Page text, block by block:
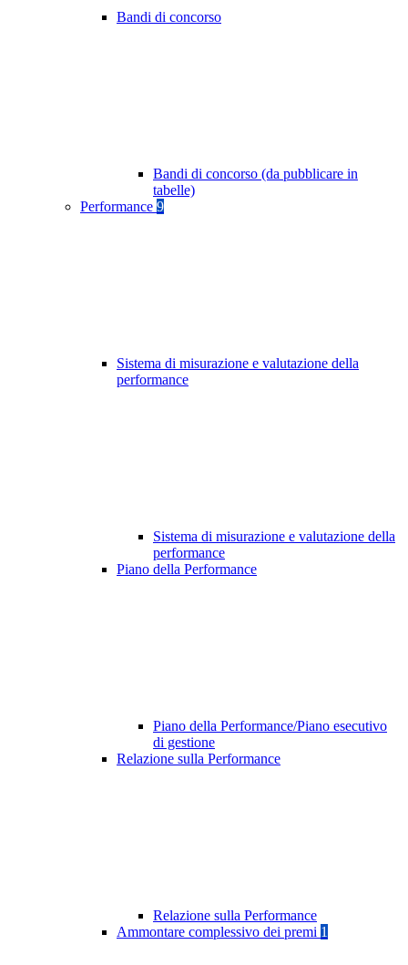
Bandi di concorso
Bandi di concorso (da pubblicare in
tabelle)
Performance 9
Sistema di misurazione e valutazione della
performance
Sistema di misurazione e valutazione della
performance
Piano della Performance
Piano della Performance/Piano esecutivo
di gestione
Relazione sulla Performance
Relazione sulla Performance
Ammontare complessivo dei premi 1